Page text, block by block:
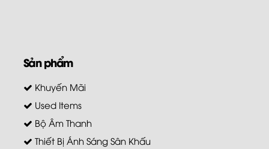
Sản phẩm
Khuyến Mãi
Used Items
Bộ Âm Thanh
Thiết Bị Ánh Sáng Sân Khấu